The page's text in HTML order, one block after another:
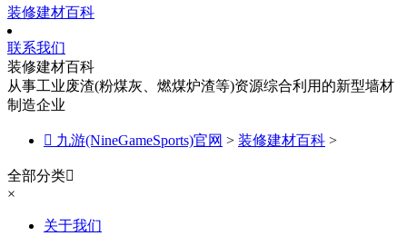
装修建材百科
联系我们
装修建材百科
从事工业废渣(粉煤灰、燃煤炉渣等)资源综合利用的新型墙材
制造企业
 九游(NineGameSports)官网 > 装修建材百科 >
全部分类
×
关于我们